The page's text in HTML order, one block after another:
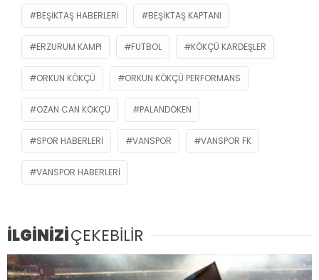
BEŞIKTAŞ HABERLERI BEŞIKTAŞ KAPTANI
ERZURUM KAMPI FUTBOL KÖKÇÜ KARDEŞLER
ORKUN KÖKÇÜ ORKUN KÖKÇÜ PERFORMANS
OZAN CAN KÖKÇÜ PALANDÖKEN
SPOR HABERLERI VANSPOR VANSPOR FK
VANSPOR HABERLERI
İLGİNİZİÇEKEBİLİR